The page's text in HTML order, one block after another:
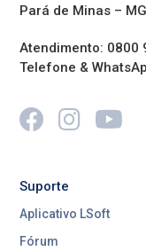
Pará de Minas –
Atendimento: 0800
Telefone &
Suporte
Aplicativo LSoft
Fórum